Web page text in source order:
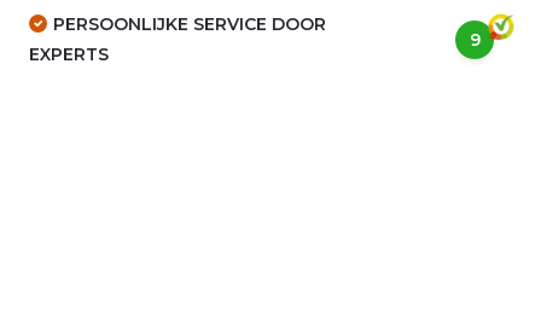
PERSOONLIJKE SERVICE DOOR
EXPERTS
9